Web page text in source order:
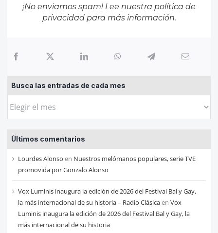
¡No enviamos spam! Lee nuestra política de
privacidadpara más información.
Busca las entradas de cada mes
Busca
entradas
de
cada
mes
Últimos comentarios
Lourdes Alonso en Nuestros melómanos populares, serie TVE
promovida por Gonzalo Alonso
Vox Luminis inaugura la edición de 2026 del Festival Bal y Gay,
la más internacional de su historia – Radio Clásicaen Vox
Luminis inaugura la edición de 2026 del Festival Bal y Gay, la
más internacional de su historia